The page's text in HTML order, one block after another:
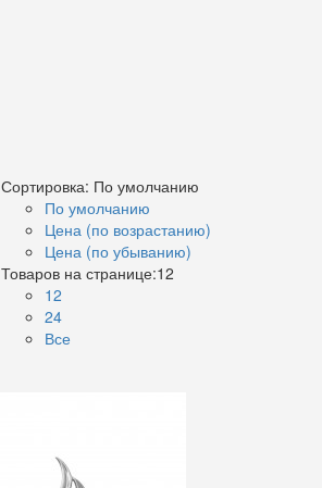
Сортировка: По умолчанию
По умолчанию
Цена (по возрастанию)
Цена (по убыванию)
Товаров на странице:12
12
24
Все